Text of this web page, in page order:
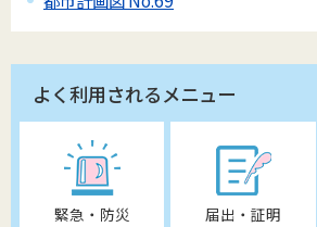
よく利用されるメニュー
緊急・防災 届出・証明